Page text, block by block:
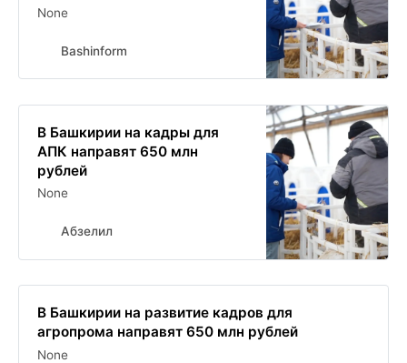
None
Bashinform
В Башкирии на кадры для
АПК направят 650 млн
рублей
None
Абзелил
В Башкирии на развитие кадров для
агропрома направят 650 млн рублей
None